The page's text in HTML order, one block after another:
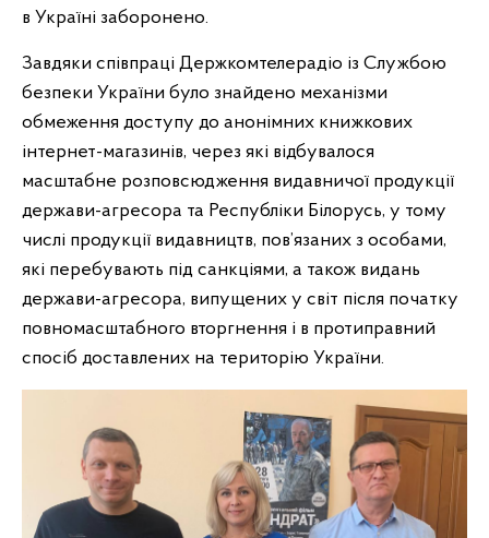
в Україні заборонено.
Завдяки співпраці Держкомтелерадіо із Службою
безпеки України було знайдено механізми
обмеження доступу до анонімних книжкових
інтернет-магазинів, через які відбувалося
масштабне розповсюдження видавничої продукції
держави-агресора та Республіки Білорусь, у тому
числі продукції видавництв, пов’язаних з особами,
які перебувають під санкціями, а також видань
держави-агресора, випущених у світ після початку
повномасштабного вторгнення і в протиправний
спосіб доставлених на територію України.